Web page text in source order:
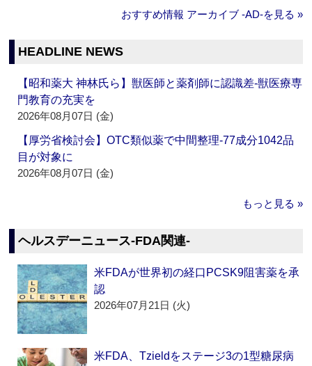
おすすめ情報 アーカイブ ‐AD‐を見る »
HEADLINE NEWS
【昭和薬大 神林氏ら】獣医師と薬剤師に認識差‐獣医療専
門教育の充実を
2026年08月07日 (金)
【厚労省検討会】OTC類似薬で中間整理‐77成分1042品
目が対象に
2026年08月07日 (金)
もっと見る »
ヘルスデーニュース‐FDA関連‐
米FDAが世界初の経口PCSK9阻害薬を承
認
2026年07月21日 (火)
米FDA、Tzieldをステージ3の1型糖尿病